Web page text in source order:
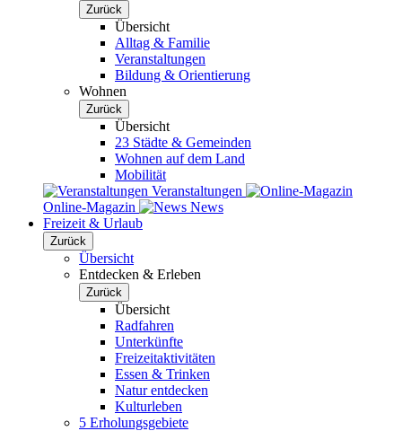
Zurück
Übersicht
Alltag & Familie
Veranstaltungen
Bildung & Orientierung
Wohnen
Zurück
Übersicht
23 Städte & Gemeinden
Wohnen auf dem Land
Mobilität
Veranstaltungen
Online-Magazin
News
Freizeit & Urlaub
Zurück
Übersicht
Entdecken & Erleben
Zurück
Übersicht
Radfahren
Unterkünfte
Freizeitaktivitäten
Essen & Trinken
Natur entdecken
Kulturleben
5 Erholungsgebiete